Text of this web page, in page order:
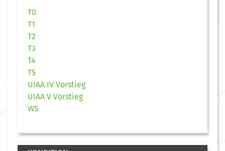
T0
T1
T2
T3
T4
T5
UIAA IV Vorstieg
UIAA V Vorstieg
WS